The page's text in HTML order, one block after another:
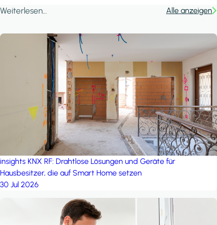
Weiterlesen... Alle anzeigen
insights KNX RF: Drahtlose Lösungen und Geräte für
Hausbesitzer, die auf Smart Home setzen
30 Jul 2026